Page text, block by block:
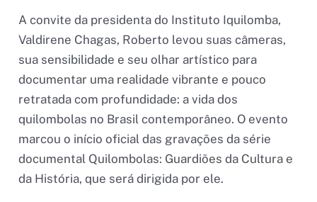
A convite da presidenta do Instituto Iquilomba,
Valdirene Chagas, Roberto levou suas câmeras,
sua sensibilidade e seu olhar artístico para
documentar uma realidade vibrante e pouco
retratada com profundidade: a vida dos
quilombolas no Brasil contemporâneo. O evento
marcou o início oficial das gravações da série
documental Quilombolas: Guardiões da Cultura e
da História, que será dirigida por ele.